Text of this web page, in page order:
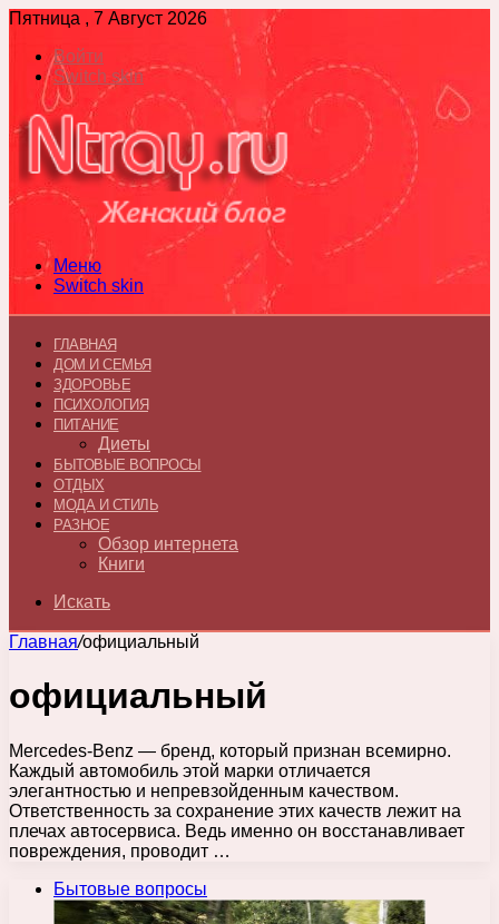
Пятница , 7 Август 2026
Войти
Switch skin
Меню
Switch skin
ГЛАВНАЯ
ДОМ И СЕМЬЯ
ЗДОРОВЬЕ
ПСИХОЛОГИЯ
ПИТАНИЕ
Диеты
БЫТОВЫЕ ВОПРОСЫ
ОТДЫХ
МОДА И СТИЛЬ
РАЗНОЕ
Обзор интернета
Книги
Искать
Главная/официальный
официальный
Mercedes-Benz — бренд, который признан всемирно.
Каждый автомобиль этой марки отличается
элегантностью и непревзойденным качеством.
Ответственность за сохранение этих качеств лежит на
плечах автосервиса. Ведь именно он восстанавливает
повреждения, проводит …
Бытовые вопросы